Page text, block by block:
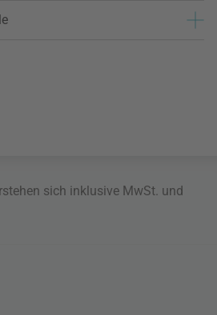
sich inklusive MwSt. und